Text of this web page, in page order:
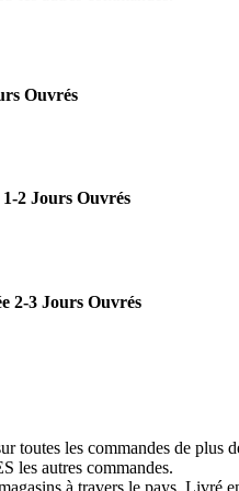
Ouvrés
2 Jours Ouvrés
2-3 Jours Ouvrés
les commandes de plus
les autres commandes.